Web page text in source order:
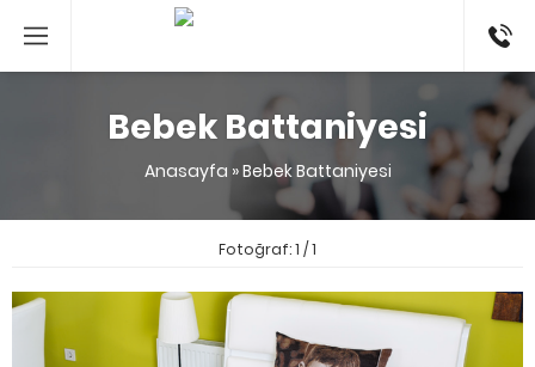
Bebek Battaniyesi
Anasayfa »Bebek Battaniyesi
Fotoğraf: 1 / 1